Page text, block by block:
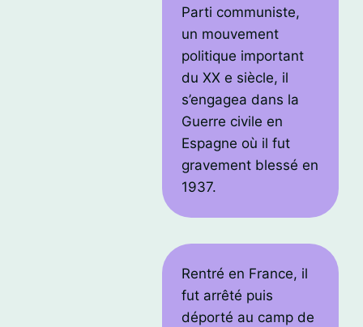
Parti communiste,
un mouvement
politique important
du XX e siècle, il
s’engagea dans la
Guerre civile en
Espagne où il fut
gravement blessé en
1937.
Rentré en France, il
fut arrêté puis
déporté au camp de